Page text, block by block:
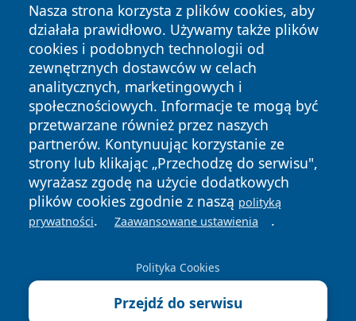
Nasza strona korzysta z plików cookies, aby
działała prawidłowo. Używamy także plików
cookies i podobnych technologii od
zewnętrznych dostawców w celach
analitycznych, marketingowych i
społecznościowych. Informacje te mogą być
przetwarzane również przez naszych
partnerów. Kontynuując korzystanie ze
strony lub klikając „Przechodzę do serwisu",
wyrażasz zgodę na użycie dodatkowych
plików cookies zgodnie z naszą polityką
prywatności. Zaawansowane ustawienia .
Polityka Cookies
Przejdź do serwisu
Copyright © 2026 echobialystok.pl Wszystkie prawa
zastrzeżone.
News Autorzy
Polityka
Prywatności
Polityka
Cookies